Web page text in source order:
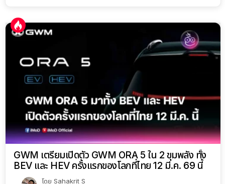
GWM เตรียมเปิดตัว GWM ORA 5 ใน 2 ขุมพลัง ทั้ง
BEV และ HEV ครั้งแรกของโลกที่ไทย 12 มี.ค. 69 นี้
โดย Sahakrit S